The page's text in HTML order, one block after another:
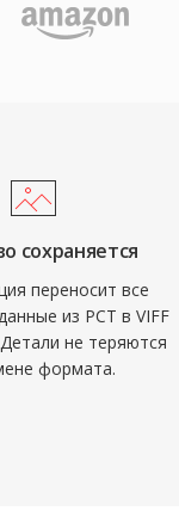
сохраняется
переносит все
из PCT в VIFF
не теряются
формата.